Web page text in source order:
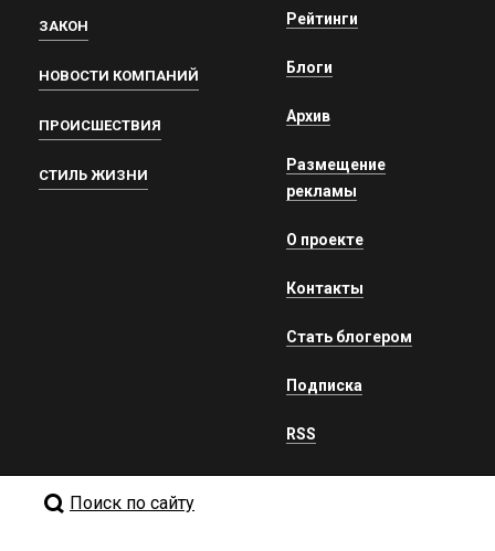
ЗАКОН
НОВОСТИ КОМПАНИЙ
ПРОИСШЕСТВИЯ
СТИЛЬ ЖИЗНИ
Рейтинги
Блоги
Архив
Размещение
рекламы
О проекте
Контакты
Стать блогером
Подписка
RSS
Поиск по сайту